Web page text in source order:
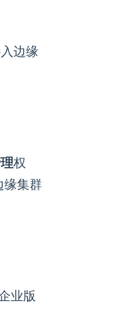
边缘
权
缘集群
业版